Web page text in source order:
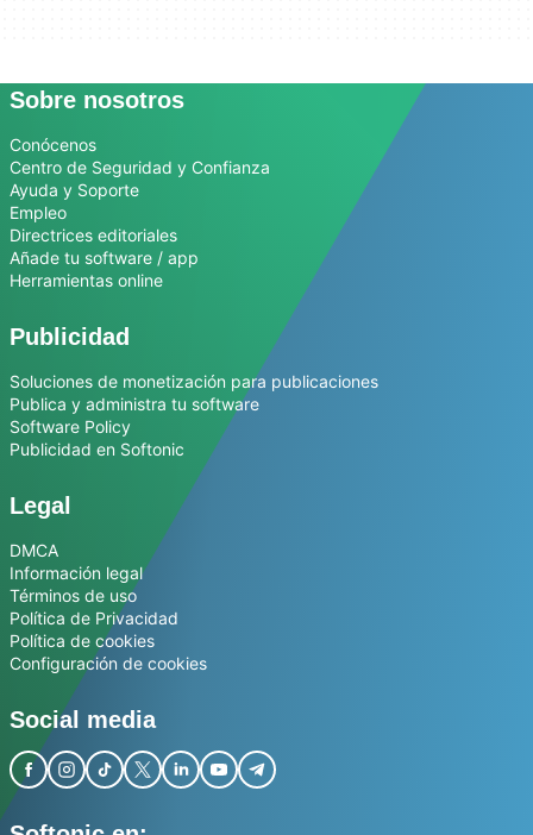
Sobre nosotros
Conócenos
Centro de Seguridad y Confianza
Ayuda y Soporte
Empleo
Directrices editoriales
Añade tu software / app
Herramientas online
Publicidad
Soluciones de monetización para publicaciones
Publica y administra tu software
Software Policy
Publicidad en Softonic
Legal
DMCA
Información legal
Términos de uso
Política de Privacidad
Política de cookies
Configuración de cookies
Social media